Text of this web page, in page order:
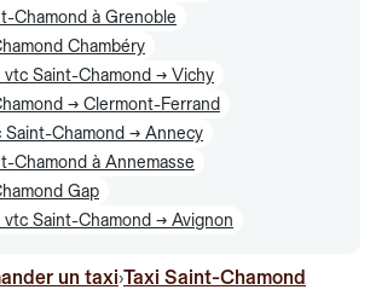
Chamond à Grenoble
Chambéry
vtc Saint-Chamond → Vichy
→ Clermont-Ferrand
Saint-Chamond → Annecy
Chamond à Annemasse
Gap
vtc Saint-Chamond → Avignon
un taxi›Taxi Saint-Chamond